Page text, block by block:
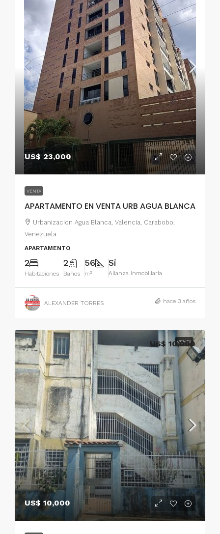
US$ 23,000
VENTA
APARTAMENTO EN VENTA URB AGUA BLANCA
Urbanizacion Agua Blanca, Valencia, Carabobo,
Venezuela
APARTAMENTO
2
Habitaciones
2
Baños
56
m²
Si
Alianza Inmobiliaria
ALEXANDER TORRES hace 3 años
VENTA
US$ 10,000
US$ 10,000